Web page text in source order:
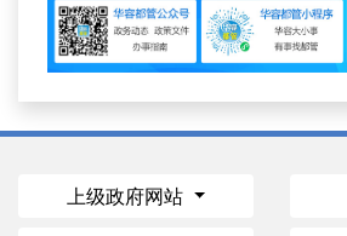
上级政府网站